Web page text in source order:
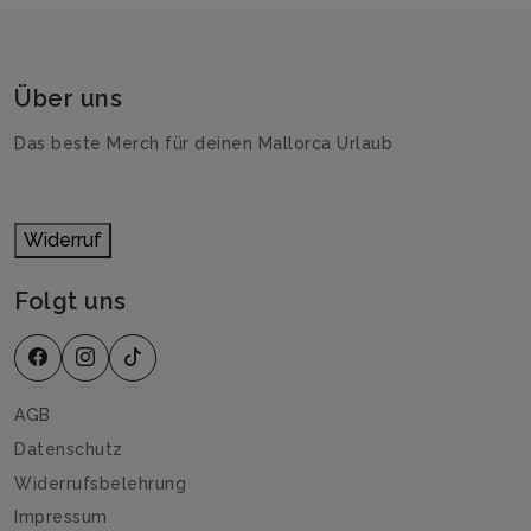
Über uns
Das beste Merch für deinen Mallorca Urlaub
Widerruf
Folgt uns
AGB
Datenschutz
Widerrufsbelehrung
Impressum